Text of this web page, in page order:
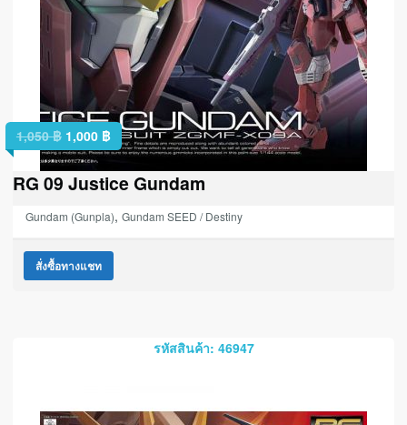
1,050฿ 1,000 ฿
RG 09 Justice Gundam
Gundam (Gunpla), Gundam SEED / Destiny
สั่งซื้อทางแชท
รหัสสินค้า: 46947